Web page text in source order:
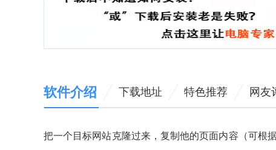
软件介绍 下载地址 特色推荐 网友
把一个目标网站克隆过来，复制他的页面内容（可根